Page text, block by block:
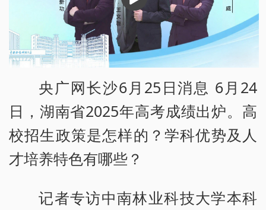
央广网长沙6月25日消息 6月24
日，湖南省2025年高考成绩出炉。高
校招生政策是怎样的？学科优势及人
才培养特色有哪些？
记者专访中南林业科技大学本科